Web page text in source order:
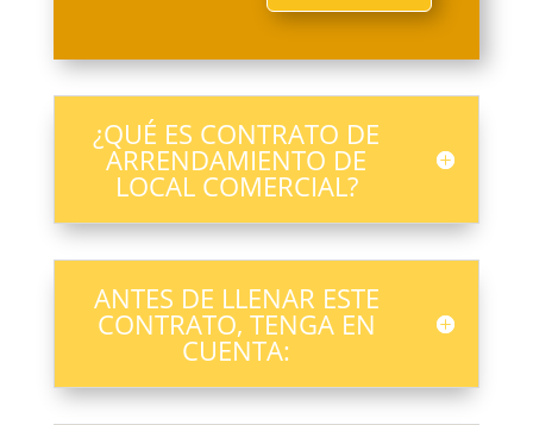
¿QUÉ ES CONTRATO DE
ARRENDAMIENTO DE
LOCAL COMERCIAL?
ANTES DE LLENAR ESTE
CONTRATO, TENGA EN
CUENTA: